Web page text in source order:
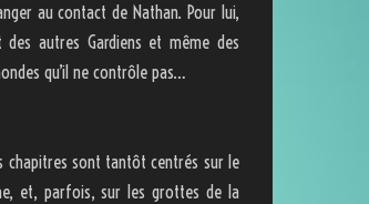
au contact de Nathan. Pour lui,
autres Gardiens et même des
qu’il ne contrôle pas…
chapitres sont tantôt centrés sur le
et, parfois, sur les grottes de la